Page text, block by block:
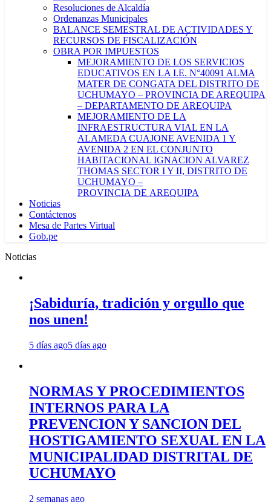
Resoluciones de Alcaldía
Ordenanzas Municipales
BALANCE SEMESTRAL DE ACTIVIDADES Y
RECURSOS DE FISCALIZACIÓN
OBRA POR IMPUESTOS
MEJORAMIENTO DE LOS SERVICIOS
EDUCATIVOS EN LA I.E. N°40091 ALMA
MATER DE CONGATA DEL DISTRITO DE
UCHUMAYO – PROVINCIA DE AREQUIPA
– DEPARTAMENTO DE AREQUIPA
MEJORAMIENTO DE LA
INFRAESTRUCTURA VIAL EN LA
ALAMEDA CUAJONE AVENIDA 1 Y
AVENIDA 2 EN EL CONJUNTO
HABITACIONAL IGNACION ALVAREZ
THOMAS SECTOR I Y II, DISTRITO DE
UCHUMAYO –
PROVINCIA DE AREQUIPA
Noticias
Contáctenos
Mesa de Partes Virtual
Gob.pe
Noticias
¡Sabiduría, tradición y orgullo que
nos unen!
5 días ago5 días ago
NORMAS Y PROCEDIMIENTOS
INTERNOS PARA LA
PREVENCION Y SANCION DEL
HOSTIGAMIENTO SEXUAL EN LA
MUNICIPALIDAD DISTRITAL DE
UCHUMAYO
2 semanas ago